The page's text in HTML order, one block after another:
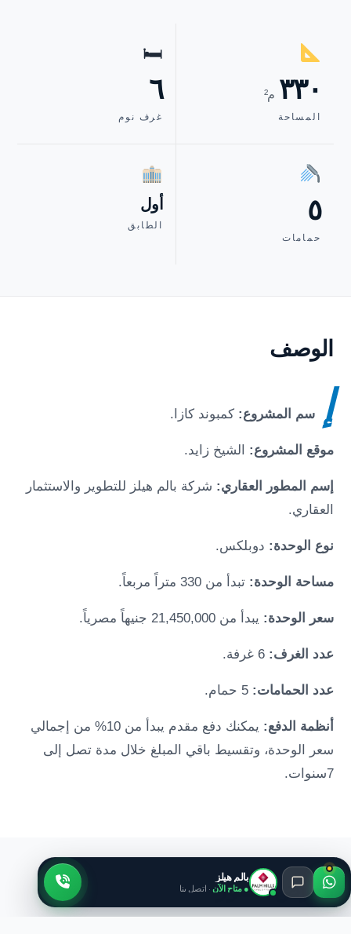
٣٣٠ م²
المساحة
🛏
٦
غرف نوم
٥
حمامات
أول
الطابق
الوصف
إ سم المشروع:كمبوندكازا .
موقع المشروع: الشيخ زايد.
إسم المطور العقاري: شركة بالم هيلز للتطوير والاستثمار
العقاري.
نوع الوحدة: دوبلكس.
مساحة الوحدة:تبدأ من 330 متراً مربعاً.
سعر الوحدة: يبدأ من 21,450,000 جنيهاً مصرياً.
عدد الغرف: 6 غرفة.
عدد الحمامات: 5 حمام.
أنظمة الدفع:
يمكنك دفع مقدم يبدأ من 10% من إجمالي
سعر الوحدة، وتقسيط باقي المبلغ خلال مدة تصل إلى
7سنوات.
معرض الصور
بالم هيلز
● متاح الآن · اتصل بنا